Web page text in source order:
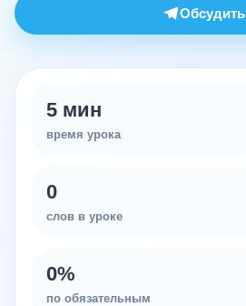
Обсудить
5 мин
время урока
0
слов в уроке
0%
по обязательным